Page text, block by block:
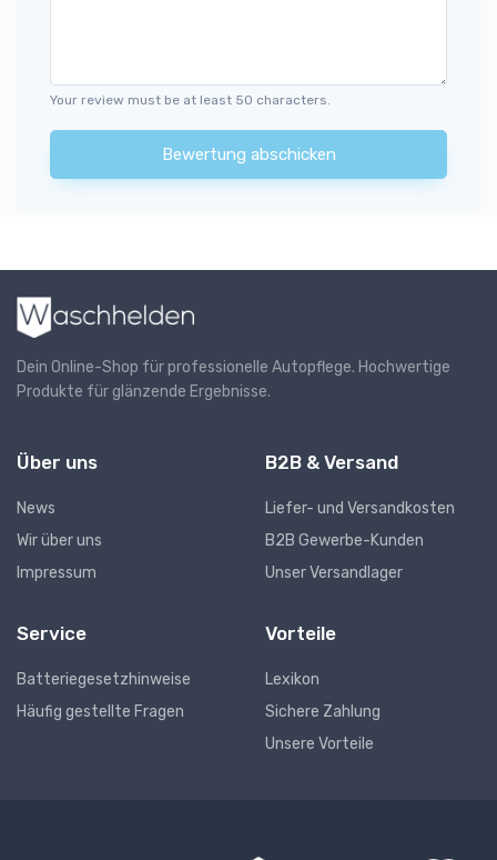
Your review must be at least 50 characters.
Bewertung abschicken
Dein Online-Shop für professionelle Autopflege. Hochwertige
Produkte für glänzende Ergebnisse.
Über uns
News
Wir über uns
Impressum
B2B & Versand
Liefer- und Versandkosten
B2B Gewerbe-Kunden
Unser Versandlager
Service
Batteriegesetzhinweise
Häufig gestellte Fragen
Vorteile
Lexikon
Sichere Zahlung
Unsere Vorteile